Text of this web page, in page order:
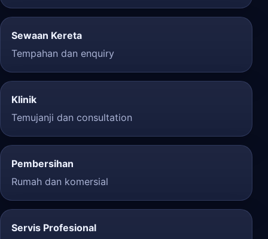
Sewaan Kereta
Tempahan dan enquiry
Klinik
Temujanji dan consultation
Pembersihan
Rumah dan komersial
Servis Profesional